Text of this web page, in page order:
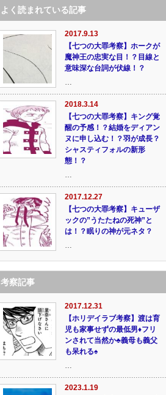
よく読まれている記事
2017.9.13
【七つの大罪考察】ホークが
魔神王の忠実な目！？目線と
意味深な台詞が伏線！？
…
2018.3.14
【七つの大罪考察】キング覚
醒の予感！？結婚をディアン
ヌに申し込む！？羽が成長？
シャスティフォルの新形
態！？
…
2017.12.27
【七つの大罪考察】キューザ
ックの”うたたねの死神”と
は！？眠りの神が元ネタ？
…
考察記事
2017.12.31
【ホリデイラブ考察】渡は育
児も家事せずの最低男♦フリ
ンされて当然か♣義母も義父
も呆れる♠
…
2023.1.19